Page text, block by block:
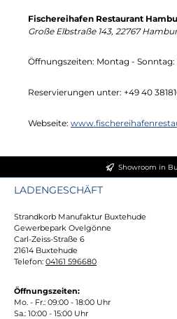
Fischereihafen Restaurant
Große Elbstraße 143, 22767
Öffnungszeiten: Montag - Sonntag:
Reservierungen unter: +49 40
Webseite:
Showroom in
LADENGESCHÄFT
Strandkorb Manufaktur Buxtehude
Gewerbepark Ovelgönne
Carl-Zeiss-Straße 6
21614 Buxtehude
Telefon: 04161 596680
Öffnungszeiten:
Mo. - Fr.: 09:00 - 18:00 Uhr
Sa.: 10:00 - 15:00 Uhr